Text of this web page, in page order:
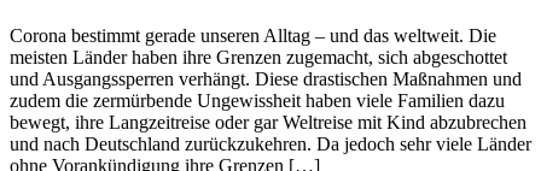
Corona bestimmt gerade unseren Alltag – und das weltweit. Die
meisten Länder haben ihre Grenzen zugemacht, sich abgeschottet
und Ausgangssperren verhängt. Diese drastischen Maßnahmen und
zudem die zermürbende Ungewissheit haben viele Familien dazu
bewegt, ihre Langzeitreise oder gar Weltreise mit Kind abzubrechen
und nach Deutschland zurückzukehren. Da jedoch sehr viele Länder
ohne Vorankündigung ihre Grenzen […]